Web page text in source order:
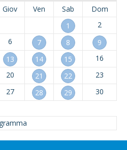
Giov Ven Sab
Dom
1
2
6 7 8
9
13 14 15
16
20 21 22
23
27 28 29
30